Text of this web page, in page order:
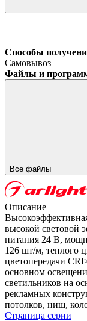
Способы
Самовывоз
Файлы и
Все файлы
Описание
высокой световой
питания 24 В,
126 шт/м, теплого
цветопередачи
основном
светильников на
рекламных
потолков, ниш,
Страница серии